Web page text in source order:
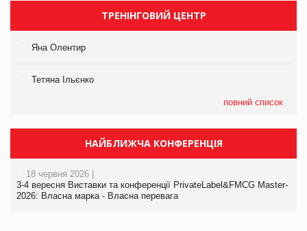
ТРЕНІНГОВИЙ ЦЕНТР
Яна Олентир
Тетяна Ільєнко
повний список
НАЙБЛИЖЧА КОНФЕРЕНЦІЯ
18 червня 2026 |
3-4 вересня Виставки та конференції PrivateLabel&FMCG Master-
2026: Власна марка - Власна перевага